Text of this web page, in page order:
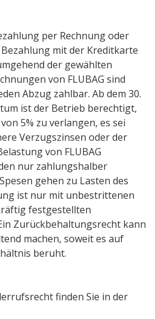
per Rechnung oder
mit der Kreditkarte
der gewählten
von FLUBAG sind
Abzug zahlbar. Ab dem 30.
ist der Betrieb berechtigt,
5% zu verlangen, es sei
Verzugszinsen oder der
von FLUBAG
nur zahlungshalber
gehen zu Lasten des
ist nur mit unbestrittenen
festgestellten
Zurückbehaltungsrecht kann
machen, soweit es auf
beruht.
finden Sie in der